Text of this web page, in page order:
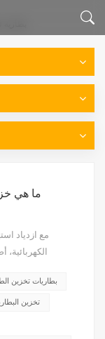
ما هي
مع ازدياد
كيف أختار خزانة
بطاريات تخزين
تخزين